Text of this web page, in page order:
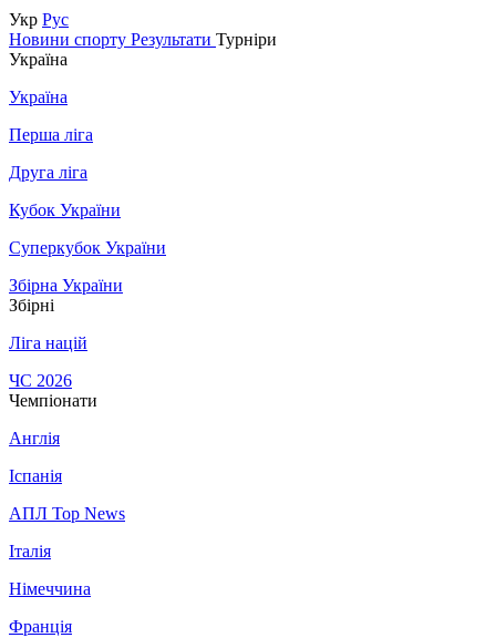
Укр Рус
Новини спорту Результати Турніри
Україна
Україна
Перша ліга
Друга ліга
Кубок України
Суперкубок України
Збірна України
Збірні
Ліга націй
ЧС 2026
Чемпіонати
Англія
Іспанія
АПЛ Top News
Італія
Німеччина
Франція